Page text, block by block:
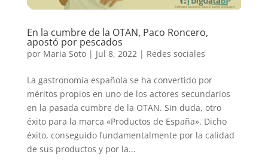
En la cumbre de la OTAN, Paco Roncero,
apostó por pescados
por Maria Soto| Jul 8, 2022| Redes sociales
La gastronomía española se ha convertido por
méritos propios en uno de los actores secundarios
en la pasada cumbre de la OTAN. Sin duda, otro
éxito para la marca «Productos de España». Dicho
éxito, conseguido fundamentalmente por la calidad
de sus productos y por la...